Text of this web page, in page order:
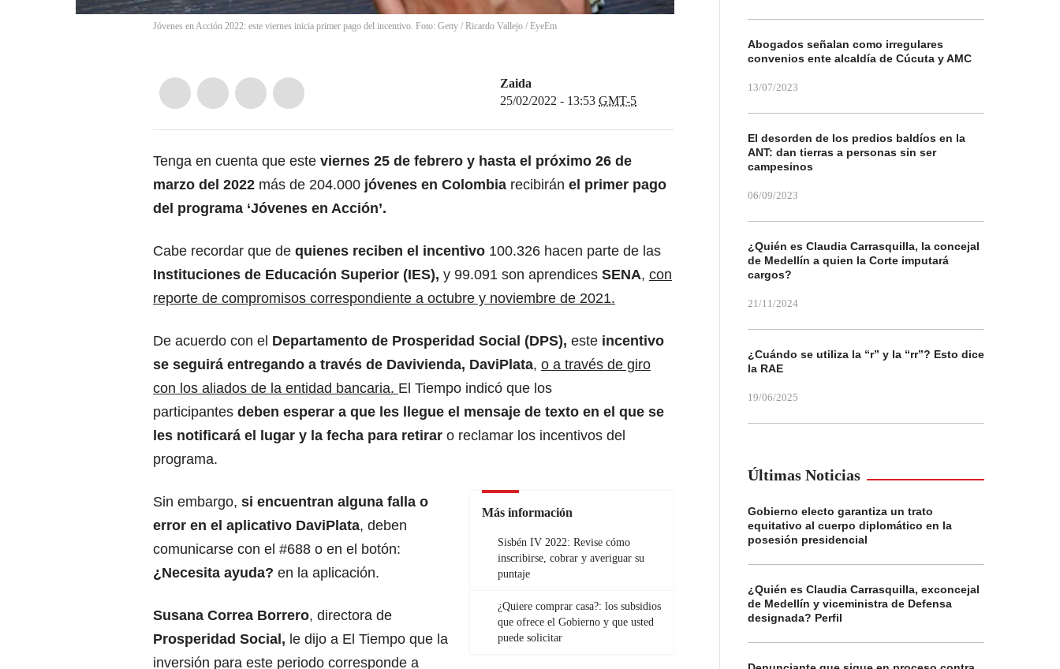
Jóvenes en Acción 2022: este viernes inicia primer pago del incentivo. Foto: Getty / Ricardo Vallejo / EyeEm
Zaida
25/02/2022 - 13:53 GMT-5
Tenga en cuenta que este viernes 25 de febrero y hasta el próximo 26 de
marzo del 2022 más de 204.000 jóvenes en Colombia recibirán el primer pago
del programa ‘Jóvenes en Acción’.
Cabe recordar que de quienes reciben el incentivo 100.326 hacen parte de las
Instituciones de Educación Superior (IES), y 99.091 son aprendices SENA, con
reporte de compromisos correspondiente a octubre y noviembre de 2021.
De acuerdo con el Departamento de Prosperidad Social (DPS), este incentivo
se seguirá entregando a través de Davivienda, DaviPlata, o a través de giro
con los aliados de la entidad bancaria. El Tiempo indicó que los
participantes deben esperar a que les llegue el mensaje de texto en el que se
les notificará el lugar y la fecha para retirar o reclamar los incentivos del
programa.
Más información
Sisbén IV 2022: Revise cómo
inscribirse, cobrar y averiguar su
puntaje
¿Quiere comprar casa?: los subsidios
que ofrece el Gobierno y que usted
puede solicitar
Sin embargo, si encuentran alguna falla o
error en el aplicativo DaviPlata, deben
comunicarse con el #688 o en el botón:
¿Necesita ayuda? en la aplicación.
Susana Correa Borrero, directora de
Prosperidad Social, le dijo a El Tiempo que la
inversión para este periodo corresponde a
Abogados señalan como irregulares
convenios ente alcaldía de Cúcuta y AMC
13/07/2023
El desorden de los predios baldíos en la
ANT: dan tierras a personas sin ser
campesinos
06/09/2023
¿Quién es Claudia Carrasquilla, la concejal
de Medellín a quien la Corte imputará
cargos?
21/11/2024
¿Cuándo se utiliza la “r” y la “rr”? Esto dice
la RAE
19/06/2025
Últimas Noticias
Gobierno electo garantiza un trato
equitativo al cuerpo diplomático en la
posesión presidencial
¿Quién es Claudia Carrasquilla, exconcejal
de Medellín y viceministra de Defensa
designada? Perfil